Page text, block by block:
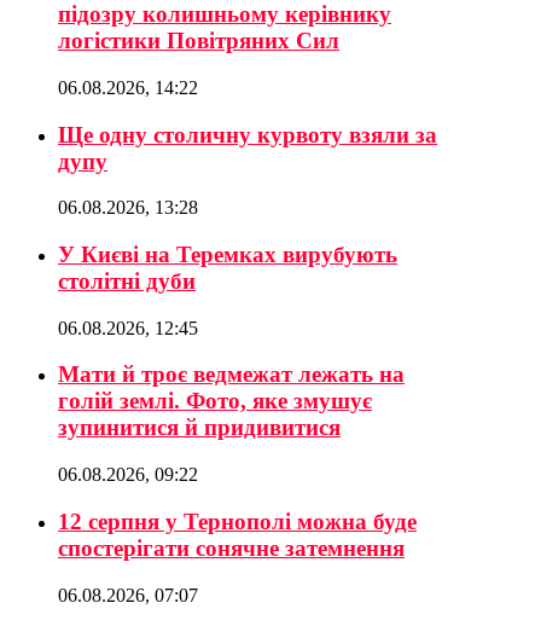
підозру колишньому керівнику
логістики Повітряних Сил
06.08.2026, 14:22
Ще одну столичну курвоту взяли за
дупу
06.08.2026, 13:28
У Києві на Теремках вирубують
столітні дуби
06.08.2026, 12:45
Мати й троє ведмежат лежать на
голій землі. Фото, яке змушує
зупинитися й придивитися
06.08.2026, 09:22
12 серпня у Тернополі можна буде
спостерігати сонячне затемнення
06.08.2026, 07:07